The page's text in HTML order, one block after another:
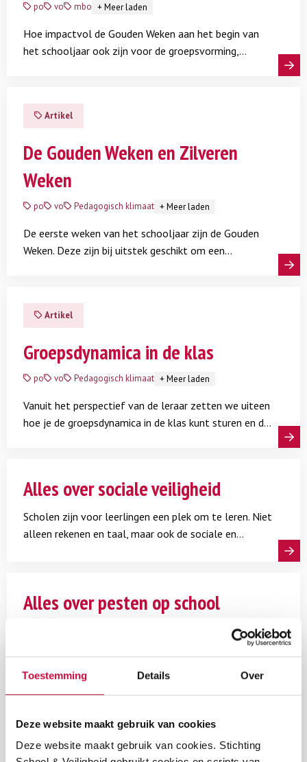
Toestemming Details Over
Deze website maakt gebruik van cookies
Deze website maakt gebruik van cookies. Stichting
po vo mbo +Meer laden
Hoe impactvol de Gouden Weken aan het begin van
het schooljaar ook zijn voor de groepsvorming,
na de kerstvakantie: de Zilveren Weken. Lees de blog
van Sjoukje Mos, adviseur inclusief schoolklimaat, en
Artikel
De Gouden Weken en Zilveren
Weken
po vo Pedagogisch klimaat +Meer laden
De eerste weken van het schooljaar zijn de Gouden
Weken. Deze zijn bij uitstek geschikt om een
Zilveren Weken, een goed moment om extra aandacht
te besteden aan de dynamiek in de klas.
Artikel
Groepsdynamica in de klas
po vo Pedagogisch klimaat +Meer laden
Vanuit het perspectief van de leraar zetten we uiteen
hoe je de groepsdynamica in de klas kunt sturen en de
Alles over sociale veiligheid
Scholen zijn voor leerlingen een plek om te leren. Niet
alleen rekenen en taal, maar ook de sociale en
staat je te doen als onderwijsprofessional of -
Alles over pesten op school
Pesten op school komt vaker voor dan veel mensen
pagina vind je een compleet overzicht van wat pesten
is, hoe je het herkent en vooral wat je eraan kunt
Lees meer
Discriminatie
mbo Discriminatie